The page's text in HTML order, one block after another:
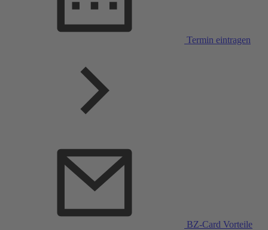
Termin eintragen
BZ-Card Vorteile